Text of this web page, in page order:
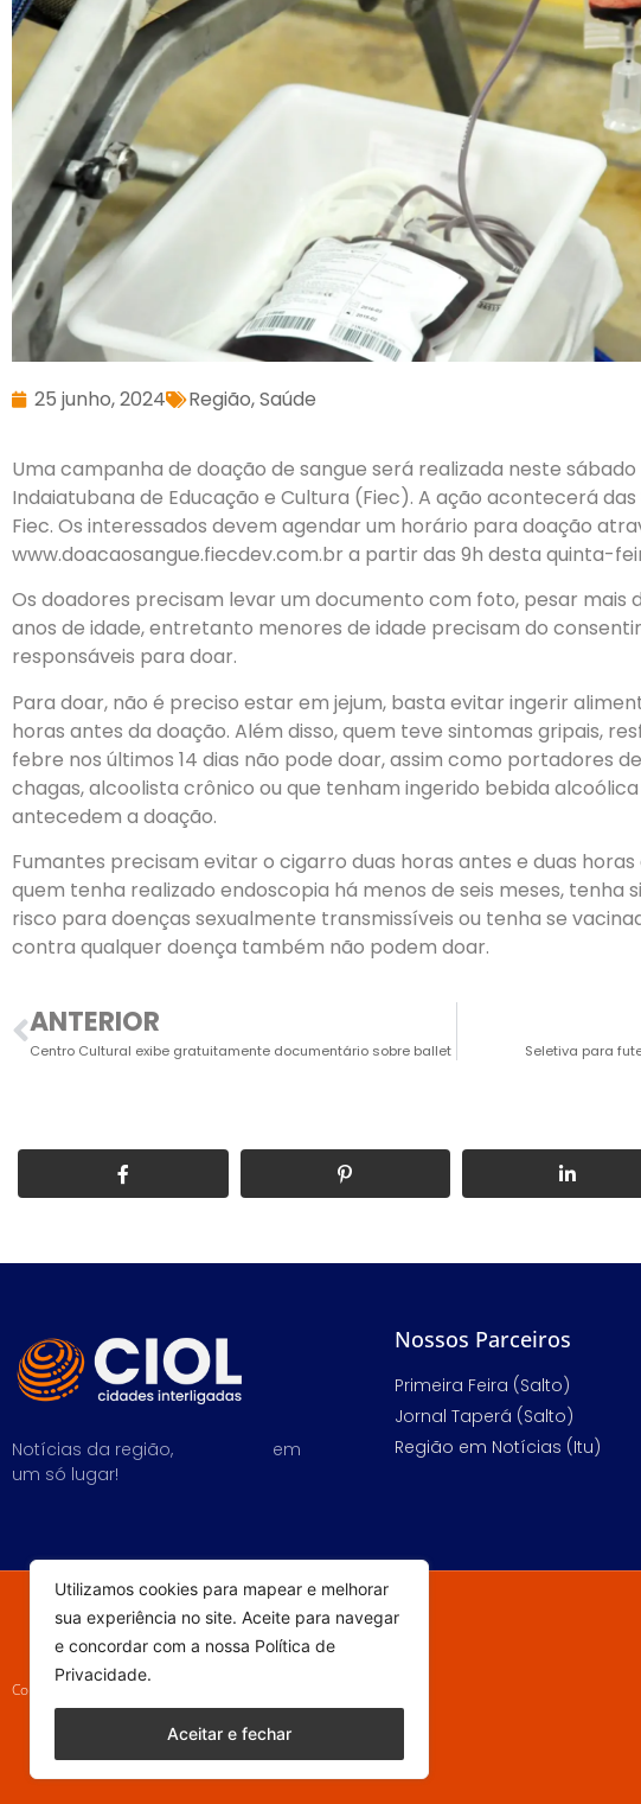
Utilizamos cookies para mapear e melhorar
sua experiência no site. Aceite para navegar
e concordar com a nossa Política de
Privacidade.
Aceitar e fechar
25 junho, 2024 Região,Saúde
Uma campanha de doação de sangue será realizada neste sábado
Indaiatubana de Educação e Cultura (Fiec). A ação acontecerá das
Fiec. Os interessados devem agendar um horário para doação
www.doacaosangue.fiecdev.com.br a partir das 9h desta quinta-
Os doadores precisam levar um documento com foto, pesar mais
anos de idade, entretanto menores de idade precisam do
responsáveis para doar.
Para doar, não é preciso estar em jejum, basta evitar ingerir
horas antes da doação. Além disso, quem teve sintomas gripais,
febre nos últimos 14 dias não pode doar, assim como portadores
chagas, alcoolista crônico ou que tenham ingerido bebida alcoólica
antecedem a doação.
Fumantes precisam evitar o cigarro duas horas antes e duas horas
quem tenha realizado endoscopia há menos de seis meses, tenha
risco para doenças sexualmente transmissíveis ou tenha se
contra qualquer doença também não podem doar.
ANTERIOR
Centro Cultural exibe gratuitamente documentário sobre ballet Seletiva para
Notícias da região, em
um só lugar!
Nossos Parceiros
Primeira Feira (Salto)
Jornal Taperá (Salto)
Região em Notícias (Itu)
Copyright © 2023 - Todos os direitos reservados